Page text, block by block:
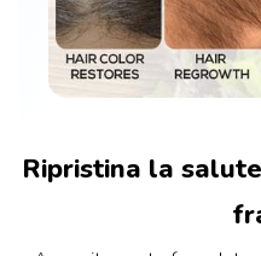
Ripristina la